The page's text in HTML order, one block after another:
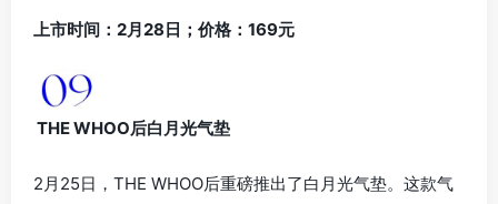
上市时间：2月28日；价格：169元
THE WHOO后白月光气垫
2月25日，THE WHOO后重磅推出了白月光气垫。这款气